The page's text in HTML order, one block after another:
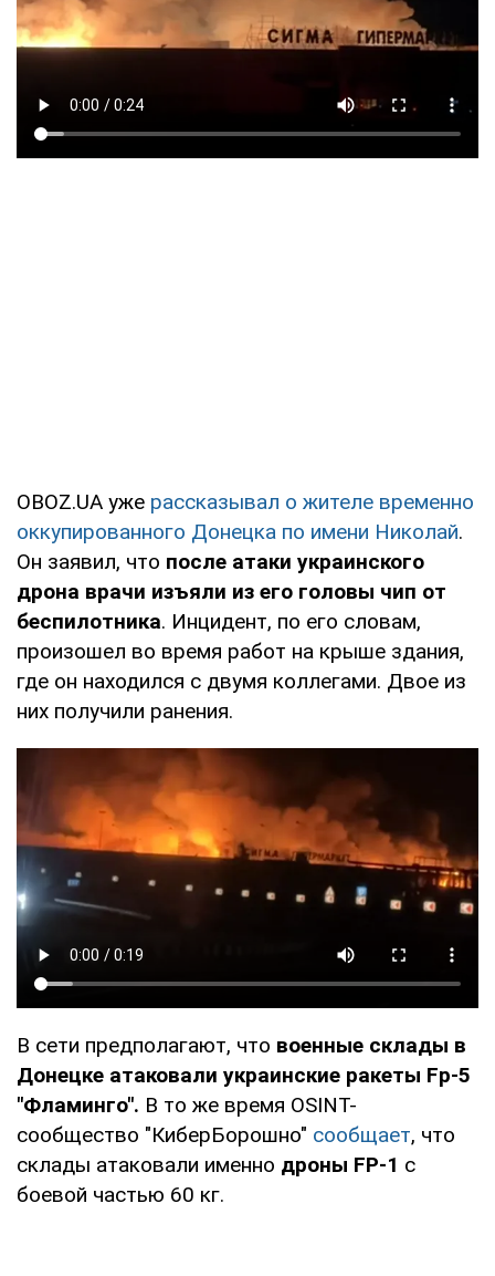
OBOZ.UA уже рассказывал о жителе временно
оккупированного Донецка по имени Николай.
Он заявил, что после атаки украинского
дрона врачи изъяли из его головы чип от
беспилотника. Инцидент, по его словам,
произошел во время работ на крыше здания,
где он находился с двумя коллегами. Двое из
них получили ранения.
В сети предполагают, что военные склады в
Донецке атаковали украинские ракеты Fp-5
"Фламинго". В то же время OSINT-
сообщество "КиберБорошно" сообщает, что
склады атаковали именно дроны FP-1 с
боевой частью 60 кг.